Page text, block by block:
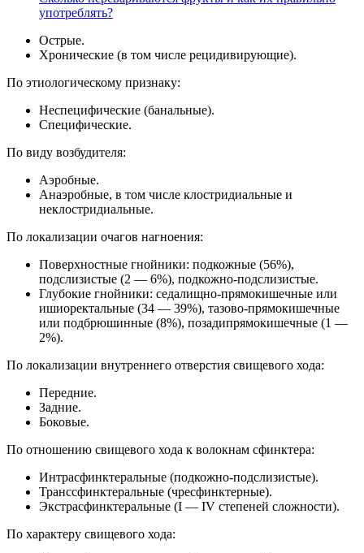
употреблять?
Острые.
Хронические (в том числе рецидивирующие).
По этиологическому признаку:
Неспецифические (банальные).
Специфические.
По виду возбудителя:
Аэробные.
Анаэробные, в том числе клостридиальные и
неклостридиальные.
По локализации очагов нагноения:
Поверхностные гнойники: подкожные (56%),
подслизистые (2 — 6%), подкожно-подслизистые.
Глубокие гнойники: седалищно-прямокишечные или
ишиоректальные (34 — 39%), тазово-прямокишечные
или подбрюшинные (8%), позадипрямокишечные (1 —
2%).
По локализации внутреннего отверстия свищевого хода:
Передние.
Задние.
Боковые.
По отношению свищевого хода к волокнам сфинктера:
Интрасфинктеральные (подкожно-подслизистые).
Транссфинктеральные (чресфинктерные).
Экстрасфинктеральные (I — IV степеней сложности).
По характеру свищевого хода: